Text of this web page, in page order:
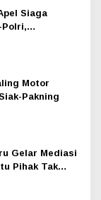
Siaga
Polri,
Motor
Pakning
Gelar Mediasi
Pihak Tak